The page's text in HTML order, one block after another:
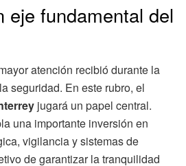
eje fundamental del
atención recibió durante la
seguridad. En este rubro, el
jugará un papel central.
una importante inversión en
vigilancia y sistemas de
de garantizar la tranquilidad